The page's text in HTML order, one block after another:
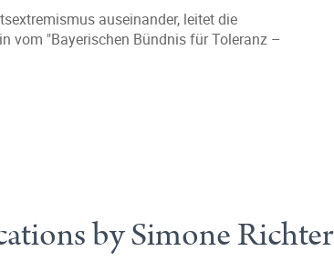
auseinander, leitet die
vom "Bayerischen Bündnis für Toleranz –
by Simone Richter